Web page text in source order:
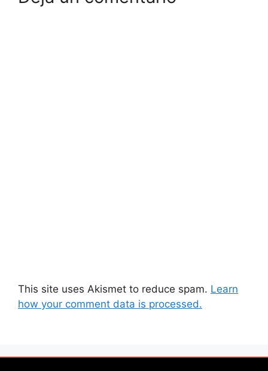
This site uses Akismet to reduce spam. Learn
how your comment data is processed.